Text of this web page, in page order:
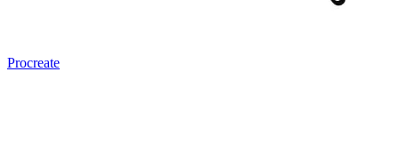
Procreate